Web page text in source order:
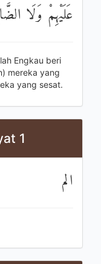
عَلَيْهِمْ وَلَا
Engkau beri
mereka yang
yang sesat.
1
الم